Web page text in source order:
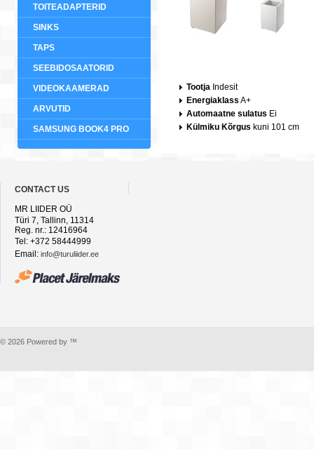
TOITEADAPTERID
SINKS
TAPS
SEEBIDOSAATORID
VIDEOKAAMERAD
ARVUTID
SAMSUNG BOOK4 PRO
Tootja Indesit
Energiaklass A+
Automaatne sulatus Ei
Külmiku Kõrgus kuni 101 cm
CONTACT US
MR LIIDER OÜ
Türi 7, Tallinn, 11314
Reg. nr.: 12416964
Tel: +372 58444999
Email: info@turuliider.ee
© 2026 Powered by ™